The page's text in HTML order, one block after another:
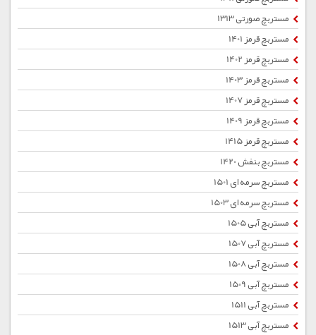
مستربچ صورتی 1313
مستربچ قرمز 1401
مستربچ قرمز 1402
مستربچ قرمز 1403
مستربچ قرمز 1407
مستربچ قرمز 1409
مستربچ قرمز 1415
مستربچ بنفش 1420
مستربچ سرمه ای 1501
مستربچ سرمه ای 1503
مستربچ آبی 1505
مستربچ آبی 1507
مستربچ آبی 1508
مستربچ آبی 1509
مستربچ آبی 1511
مستربچ آبی 1513